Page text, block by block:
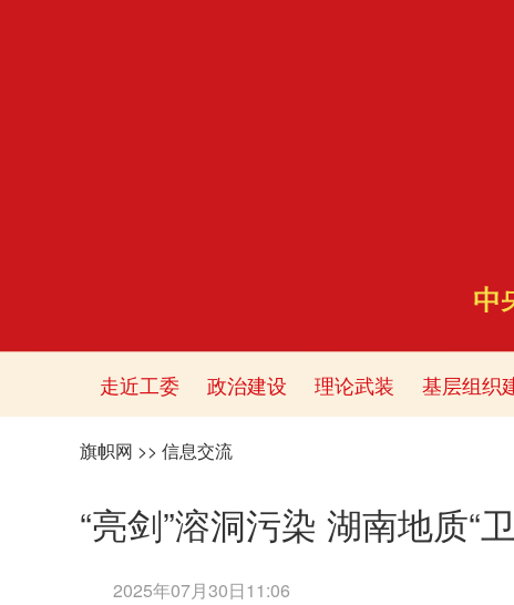
走近工委 政治建设 理论武装 基层组织
旗帜网 >> 信息交流
“亮剑”溶洞污染 湖南地质“
2025年07月30日11:06